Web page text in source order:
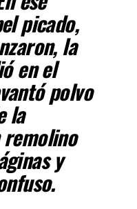
picado,
la
en el
polvo
la
y